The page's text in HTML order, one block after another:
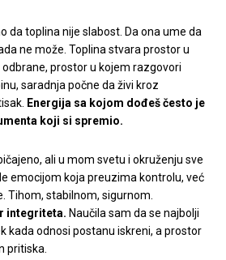
da toplina nije slabost. Da ona ume da
ne može. Toplina stvara prostor u
prostor u kojem razgovori
saradnja počne da živi kroz
Energija sa kojom dođeš često je
koji si spremio.
ali u mom svetu i okruženju sve
emocijom koja preuzima kontrolu, već
Tihom, stabilnom, sigurnom.
integriteta. Naučila sam da se najbolji
kada odnosi postanu iskreni, a prostor
pritiska.